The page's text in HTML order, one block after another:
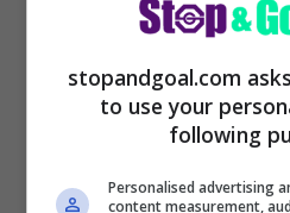
stopandgoal.com
to use your
following
Personalised advertising
content measurement,